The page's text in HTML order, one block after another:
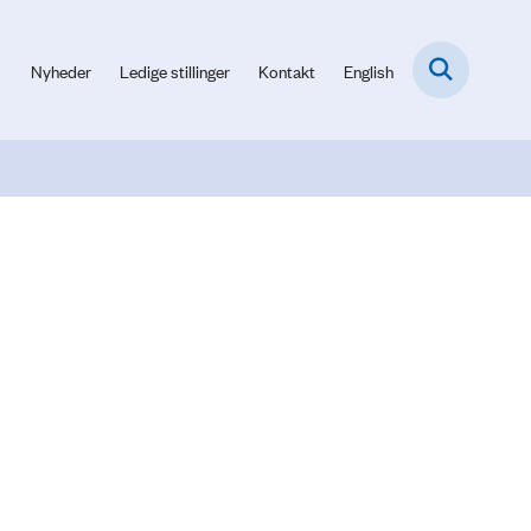
Nyheder Ledige stillinger Kontakt English